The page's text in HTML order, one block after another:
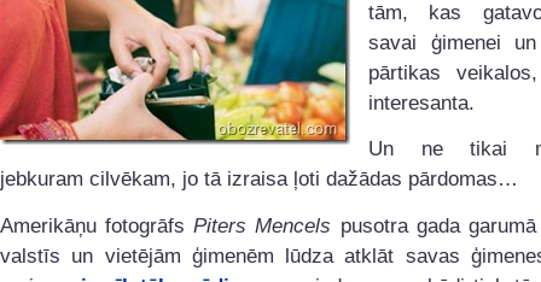
tām, kas
savai ģimenei
pārtikas
interesanta.
Un ne tikai
jebkuram cilvēkam, jo tā izraisa ļoti dažādas pārdomas…
Amerikāņu fotogrāfsPiters Mencels pusotra gada
valstīs un vietējām ģimenēm lūdza atklāt savas